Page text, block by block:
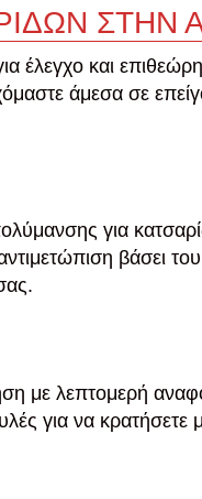
ΣΤΗΝ
έλεγχο και
άμεσα σε
για
βάσει
με λεπτομερή
για να κρατήσετε